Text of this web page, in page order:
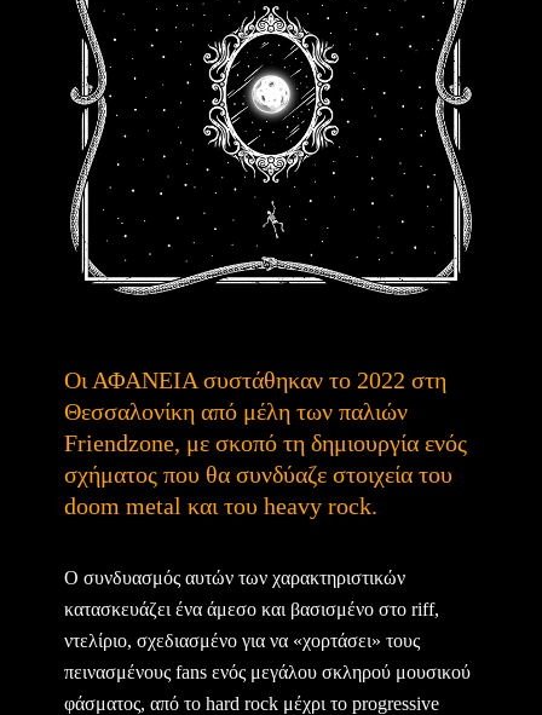
Οι ΑΦΑΝΕΙΑ συστάθηκαν το 2022 στη
Θεσσαλονίκη από μέλη των παλιών
Friendzone, με σκοπό τη δημιουργία ενός
σχήματος που θα συνδύαζε στοιχεία του
doom metal και του heavy rock.
Ο συνδυασμός αυτών των χαρακτηριστικών
κατασκευάζει ένα άμεσο και βασισμένο στο riff,
ντελίριο, σχεδιασμένο για να «χορτάσει» τους
πεινασμένους fans ενός μεγάλου σκληρού μουσικού
φάσματος, από το hard rock μέχρι το progressive